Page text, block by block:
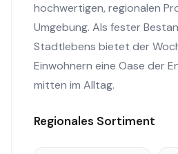
hochwertigen, regionalen
Umgebung. Als fester
Stadtlebens bietet der
Einwohnern eine Oase der
mitten im Alltag.
Regionales Sortiment